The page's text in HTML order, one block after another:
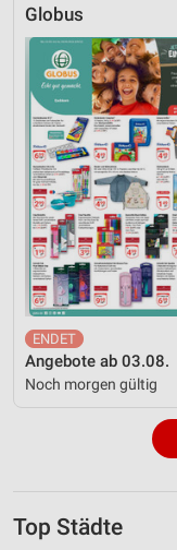
Globus
Angebote ab 03.08.
Noch morgen gültig
Top Städte